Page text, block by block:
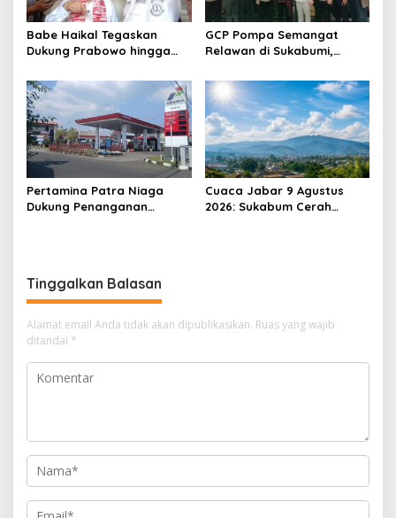
Babe Haikal Tegaskan
Dukung Prabowo hingga
Kesehatan, Kita Lanjutkan
Dong
GCP Pompa Semangat
Relawan di Sukabumi,
Prabowo Berjuang Sendiri
Pertamina Patra Niaga
Dukung Penanganan
Cuaca Jabar 9 Agustus
2026: Sukabum Cerah
Tinggalkan Balasan
Alamat email Anda tidak akan dipublikasikan. Ruas yang wajib
ditandai *